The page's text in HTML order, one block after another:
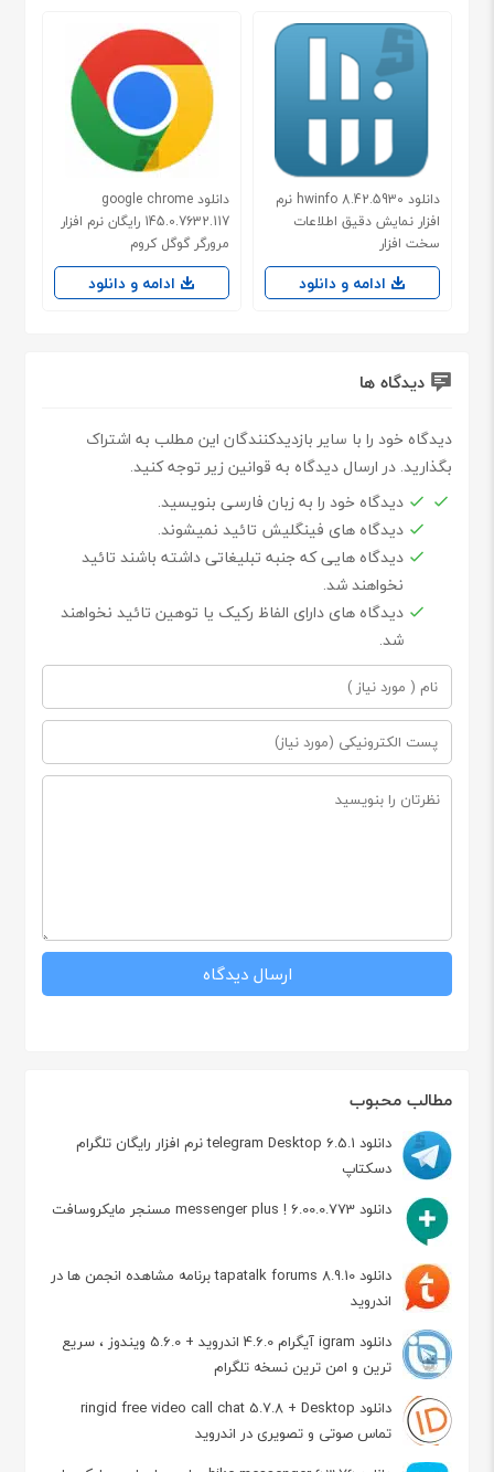
مطالب محبوب
دانلود telegram Desktop 6.5.1 نرم افزار رایگان تلگرام
دسکتاپ
دانلود messenger plus ! 6.00.0.773 مسنجر مایکروسافت
دانلود tapatalk forums 8.9.10 برنامه مشاهده انجمن ها در
اندروید
دانلود igram آیگرام 4.6.0 اندروید + 5.6.0 ویندوز ، سریع
ترین و امن ترین نسخه تلگرام
دانلود ringid free video call chat 5.7.8 + Desktop
تماس صوتی و تصویری در اندروید
دانلود hwinfo 8.42.5930 نرم
افزار نمایش دقیق اطلاعات
سخت افزار
ادامه و دانلود
دانلود google chrome
145.0.7632.117 رایگان نرم افزار
مرورگر گوگل کروم
ادامه و دانلود
دیدگاه ها
دیدگاه خود را با سایر بازدیدکنندگان این مطلب به اشتراک
بگذارید. در ارسال دیدگاه به قوانین زیر توجه کنید.
دیدگاه خود را به زبان فارسی بنویسید.
دیدگاه های فینگلیش تائید نمیشوند.
دیدگاه هایی که جنبه تبلیغاتی داشته باشند تائید
نخواهند شد.
دیدگاه های دارای الفاظ رکیک یا توهین تائید نخواهند
شد.